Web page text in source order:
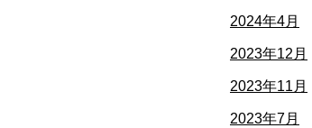
2024年4月
2023年12月
2023年11月
2023年7月